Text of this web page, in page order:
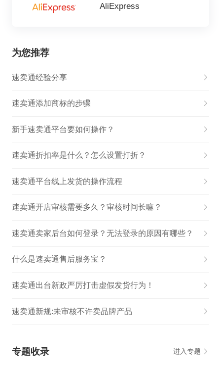
AliExpress
为您推荐
速卖通经验分享
速卖通添加商标的步骤
新手速卖通平台要如何操作？
速卖通折扣率是什么？怎么设置打折？
速卖通平台线上发货的操作流程
速卖通开店审核需要多久？审核时间长嘛？
速卖通卖家后台如何登录？无法登录的原因有哪些？
什么是速卖通售后服务宝？
速卖通出台新政严厉打击虚假发货行为！
速卖通新规:未审核不许卖品牌产品
专题收录 进入专题